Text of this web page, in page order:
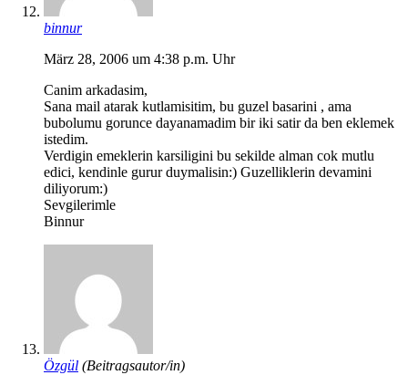
binnur
März 28, 2006 um 4:38 p.m. Uhr
Canim arkadasim,
Sana mail atarak kutlamisitim, bu guzel basarini , ama
bubolumu gorunce dayanamadim bir iki satir da ben eklemek
istedim.
Verdigin emeklerin karsiligini bu sekilde alman cok mutlu
edici, kendinle gurur duymalisin:) Guzelliklerin devamini
diliyorum:)
Sevgilerimle
Binnur
Özgül (Beitragsautor/in)